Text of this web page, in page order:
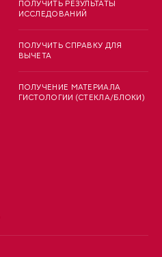
ПОЛУЧИТЬ РЕЗУЛЬТАТЫ
ИССЛЕДОВАНИЙ
ПОЛУЧИТЬ СПРАВКУ ДЛЯ
ВЫЧЕТА
ПОЛУЧЕНИЕ МАТЕРИАЛА
ГИСТОЛОГИИ (СТЕКЛА/БЛОКИ)